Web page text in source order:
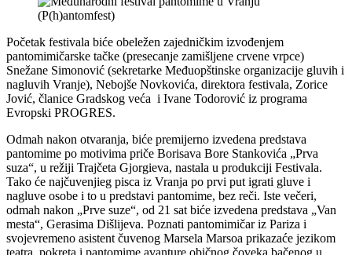
Početak festivala biće obeležen zajedničkim izvođenjem
pantomimičarske tačke (presecanje zamišljene crvene vrpce)
Snežane Simonović (sekretarke Međuopštinske organizacije gluvih i
nagluvih Vranje), Nebojše Novkovića, direktora festivala, Zorice
Jović, članice Gradskog veća i Ivane Todorović iz programa
Evropski PROGRES.
Odmah nakon otvaranja, biće premijerno izvedena predstava
pantomime po motivima priče Borisava Bore Stankovića „Prva
suza“, u režiji Trajčeta Gjorgieva, nastala u produkciji Festivala.
Tako će najčuvenjieg pisca iz Vranja po prvi put igrati gluve i
nagluve osobe i to u predstavi pantomime, bez reči. Iste večeri,
odmah nakon „Prve suze“, od 21 sat biće izvedena predstava „Van
mesta“, Gerasima Dišlijeva. Poznati pantomimičar iz Pariza i
svojevremeno asistent čuvenog Marsela Marsoa prikazaće jezikom
teatra, pokreta i pantomime avanture običnog čoveka bačenog u